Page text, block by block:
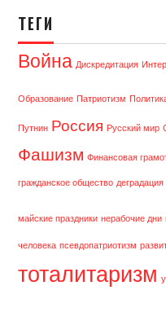
ТЕГИ
Война Дискредитация
Образование Патриотизм
Путнин Россия Русский мир
Фашизм Финансовая
гражданское общество деградация
майские праздники нерабочие дни
человека псевдопатриотизм
тоталитаризм